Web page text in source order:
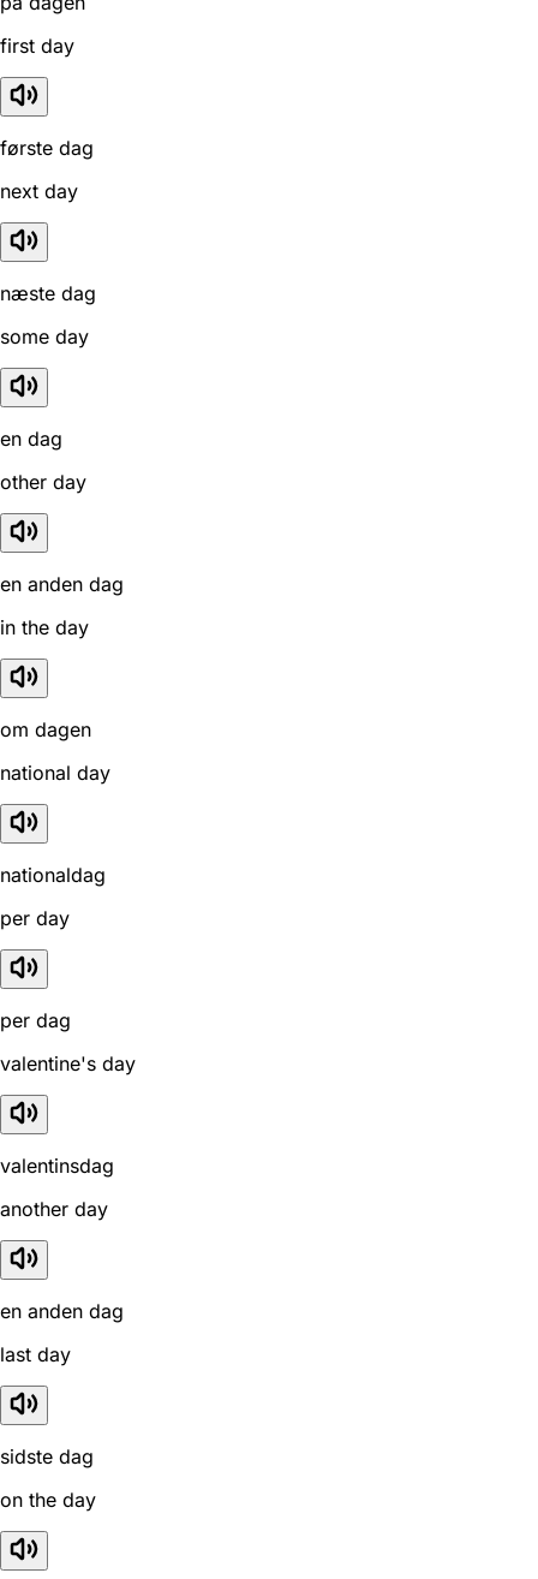
first day
første dag
next day
næste dag
some day
en dag
other day
en anden dag
in the day
om dagen
national day
nationaldag
per day
per dag
valentine's day
valentinsdag
another day
en anden dag
last day
sidste dag
on the day